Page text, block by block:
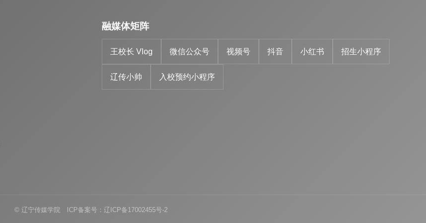
融媒体矩阵
王校长 Vlog 微信公众号 视频号 抖音 小红书 招生小程序
辽传小帅 入校预约小程序
© 辽宁传媒学院 ICP备案号：辽ICP备17002455号-2